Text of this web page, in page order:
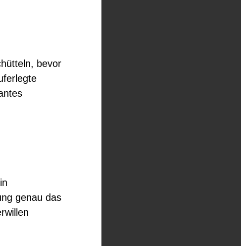
bevor
genau das